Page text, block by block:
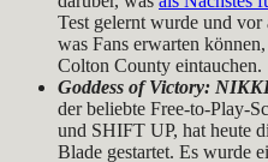
Test gelernt wurde und
was Fans erwarten
Colton County eintauchen.
Goddess of Victory:
der beliebte Free-to-Play-
und SHIFT UP, hat heute
Blade gestartet. Es wurde